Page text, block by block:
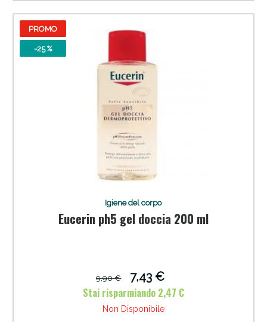
PROMO
-25 %
Igiene del corpo
Eucerin ph5 gel doccia 200 ml
9,90 €
7,43 €
Stai risparmiando 2,47 €
Non Disponibile